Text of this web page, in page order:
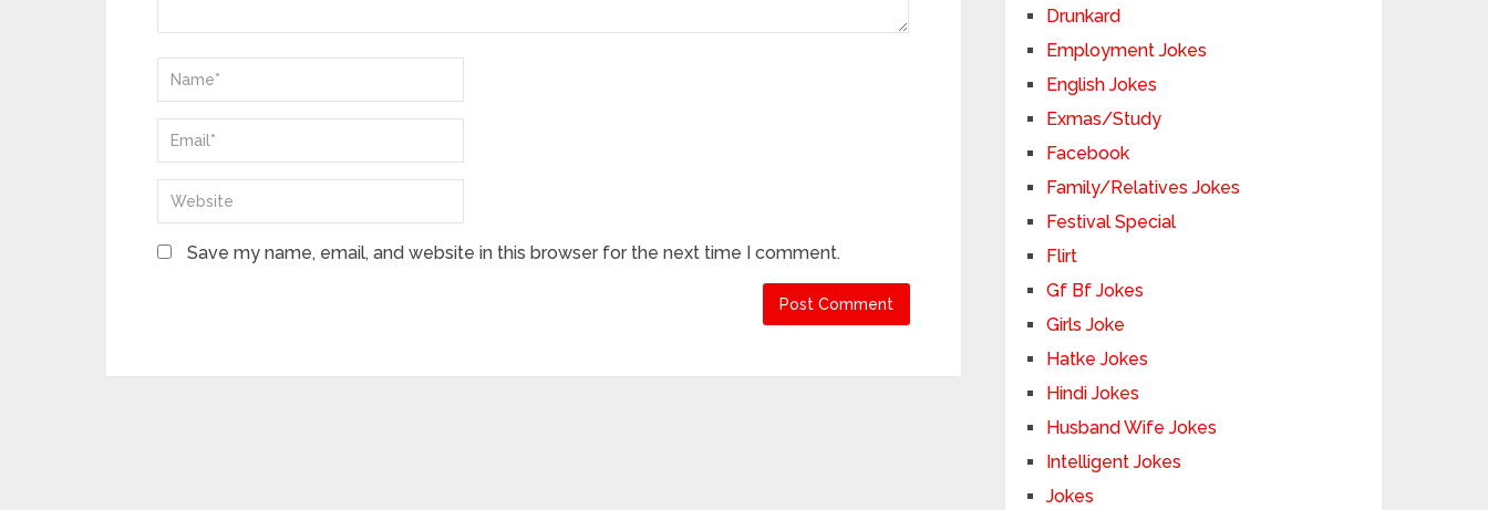
Save my name, email, and website in this browser for the next time I comment.
Drunkard
Employment Jokes
English Jokes
Exmas/Study
Facebook
Family/Relatives Jokes
Festival Special
Flirt
Gf Bf Jokes
Girls Joke
Hatke Jokes
Hindi Jokes
Husband Wife Jokes
Intelligent Jokes
Jokes